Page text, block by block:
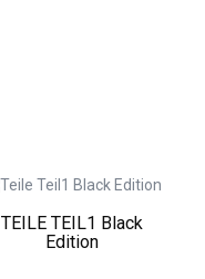
TEILE TEIL1 Black
Edition